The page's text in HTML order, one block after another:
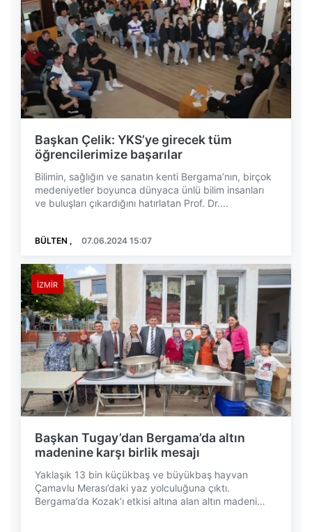
Başkan Çelik: YKS’ye girecek tüm
öğrencilerimize başarılar
Bilimin, sağlığın ve sanatın kenti Bergama’nın, birçok
medeniyetler boyunca dünyaca ünlü bilim insanları
ve buluşları çıkardığını hatırlatan Prof. Dr....
BÜLTEN , 07.06.2024 15:07
İZMIR
Başkan Tugay’dan Bergama’da altın
madenine karşı birlik mesajı
Yaklaşık 13 bin küçükbaş ve büyükbaş hayvan
Çamavlu Merası’daki yaz yolculuğuna çıktı.
Bergama’da Kozak’ı etkisi altına alan altın madeni